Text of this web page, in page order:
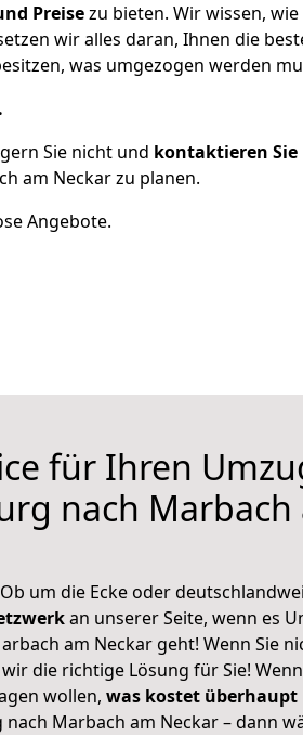
Preisezu bieten. Wir wissen,
wir alles daran, Ihnen die
was umgezogen werden
Sie nicht und kontaktieren Sie
am Neckar zu planen.
Angebote.
für Ihren
nach Marbach
um die Ecke oder
an unserer Seite, wenn es
am Neckar geht! Wenn Sie
die richtige Lösung für Sie!
wollen, was kostet überhaupt
nach Marbach am Neckar – dann